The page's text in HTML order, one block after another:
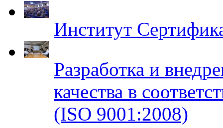
Институт
Разработка и
качества в
(ISO 9001:2008)